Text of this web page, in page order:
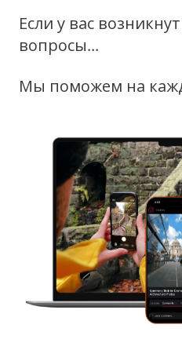
Если у вас
вопросы...
Мы поможем на